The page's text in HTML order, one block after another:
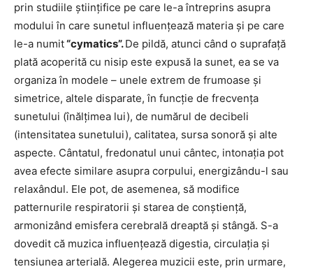
prin studiile ştiințifice pe care le-a întreprins asupra
modului în care sunetul influențează materia şi pe care
le-a numit“cymatics”.De pildă, atunci când o suprafață
plată acoperită cu nisip este expusă la sunet, ea se va
organiza în modele – unele extrem de frumoase şi
simetrice, altele disparate, în funcție de frecvența
sunetului (înălțimea lui), de numărul de decibeli
(intensitatea sunetului), calitatea, sursa sonoră şi alte
aspecte. Cântatul, fredonatul unui cântec, intonația pot
avea efecte similare asupra corpului, energizându-l sau
relaxândul. Ele pot, de asemenea, să modifice
patternurile respiratorii şi starea de conştiență,
armonizând emisfera cerebrală dreaptă şi stângă. S-a
dovedit că muzica influențează digestia, circulația şi
tensiunea arterială. Alegerea muzicii este, prin urmare,